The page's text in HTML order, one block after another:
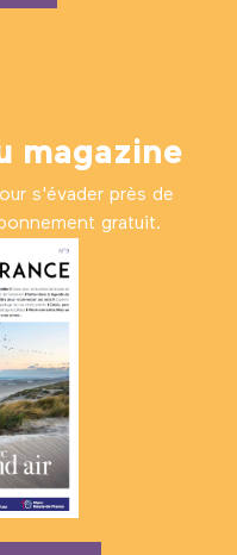
magazine
s'évader près de
gratuit.